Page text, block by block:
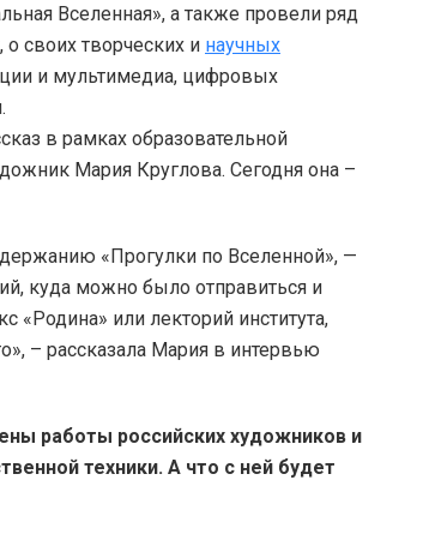
Вселенная», а также провели ряд
своих творческих и научных
и мультимедиа, цифровых
в рамках образовательной
Мария Круглова. Сегодня она –
«Прогулки по Вселенной», —
куда можно было отправиться и
«Родина» или лекторий института,
– рассказала Мария в интервью
работы российских художников и
техники. А что с ней будет